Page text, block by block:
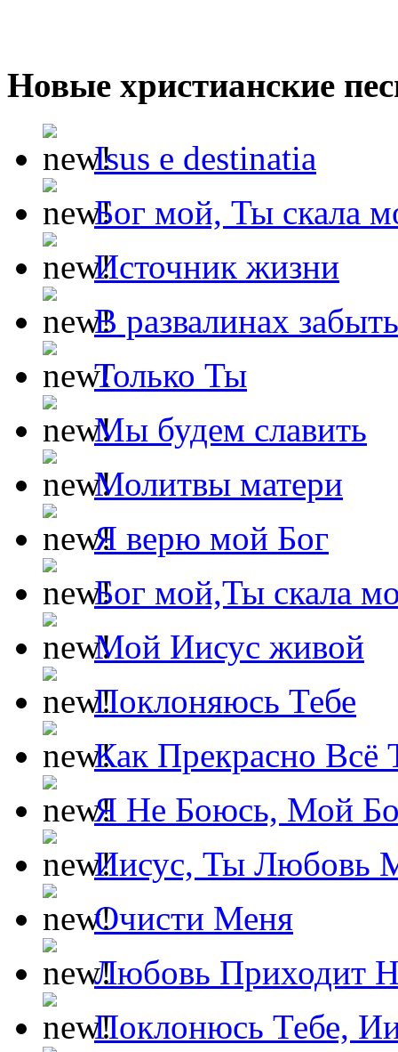
Новые христианские
Isus e destinatia
Бог мой, Ты скала
Источник жизни
В развалинах
Только Ты
Мы будем славить
Молитвы матери
Я верю мой Бог
Бог мой,Ты скала
Мой Иисус живой
Поклоняюсь Тебе
Как Прекрасно Всё
Я Не Боюсь, Мой
Иисус, Ты Любовь
Очисти Меня
Любовь Приходит
Поклонюсь Тебе,